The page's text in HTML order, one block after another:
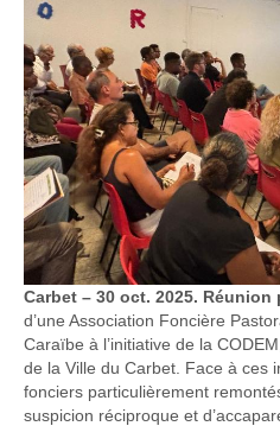
Carbet – 30 oct. 2025. Réunion
d’une Association Foncière
Caraïbe à l’initiative de la
de la Ville du Carbet. Face à ces
fonciers particulièrement
suspicion réciproque et